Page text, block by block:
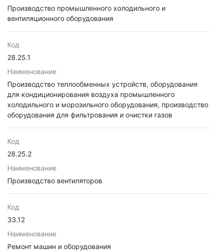
Производство промышленного холодильного и
вентиляционного оборудования
Код
28.25.1
Наименование
Производство теплообменных устройств, оборудования
для кондиционирования воздуха промышленного
холодильного и морозильного оборудования, производство
оборудования для фильтрования и очистки газов
Код
28.25.2
Наименование
Производство вентиляторов
Код
33.12
Наименование
Ремонт машин и оборудования